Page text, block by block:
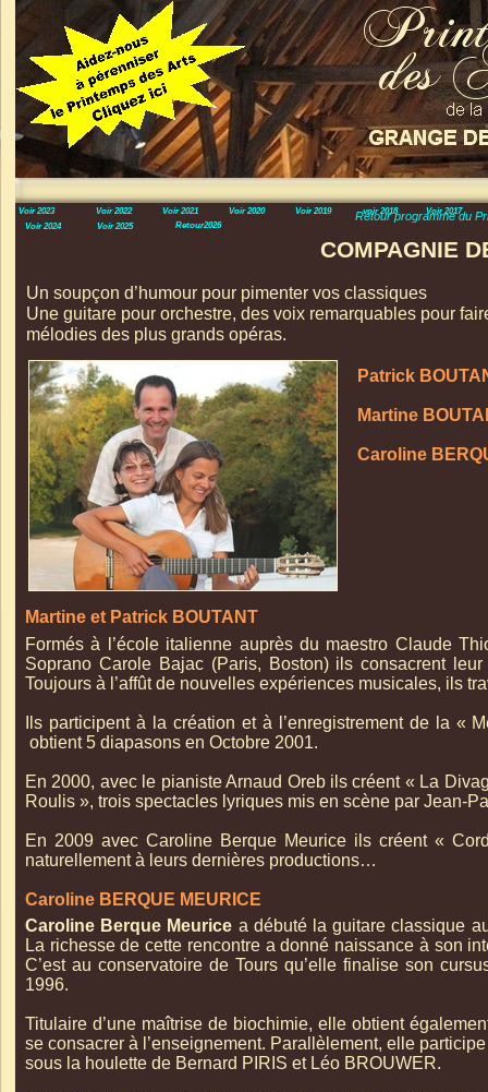
Retour programme du
Patrick
Martine
Caroline
Martine et Patrick BOUTANT
Formés à l’école italienne auprès du maestro Claude
Soprano Carole Bajac (Paris, Boston) ils consacrent
Toujours à l’affût de nouvelles expériences musicales, ils
Ils participent à la création et à l’enregistrement de la «
obtient 5 diapasons en Octobre 2001.
En 2000, avec le pianiste Arnaud Oreb ils créent « La
Roulis », trois spectacles lyriques mis en scène par Jean-
En 2009 avec Caroline Berque Meurice ils créent «
naturellement à leurs dernières productions…
Caroline BERQUE MEURICE
Caroline Berque Meurice a débuté la guitare classique
La richesse de cette rencontre a donné naissance à son
C’est au conservatoire de Tours qu’elle finalise son
1996.
Titulaire d’une maîtrise de biochimie, elle obtient
se consacrer à l’enseignement. Parallèlement, elle
sous la houlette de Bernard PIRIS et Léo BROUWER.
COMPAGNIE
Un soupçon d’humour pour pimenter vos classiques
Une guitare pour orchestre, des voix remarquables pour
mélodies des plus grands opéras.
Voir 2023 Voir 2022 Voir 2021 Voir 2020 Voir 2019 voir 2018
Voir 2017
Voir 2024
Voir 2025 Retour2026